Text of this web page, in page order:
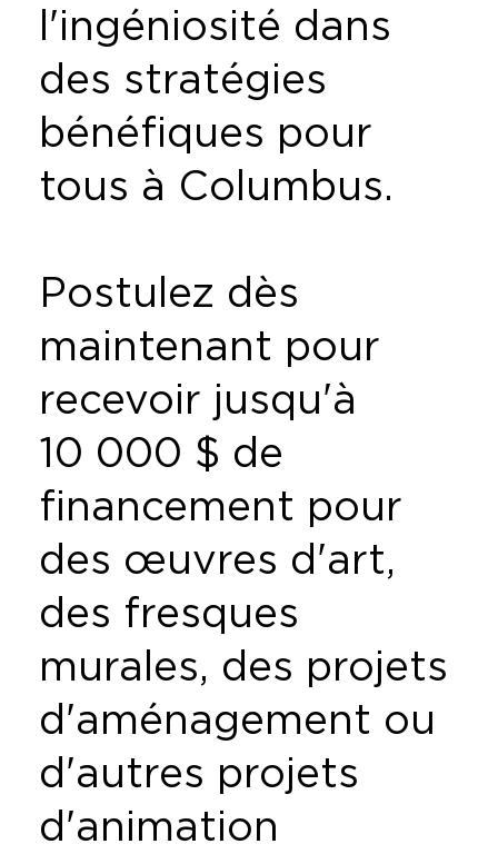
l'ingéniosité dans
des stratégies
bénéfiques pour
tous à Columbus.
Postulez dès
maintenant pour
recevoir jusqu'à
10 000 $ de
financement pour
des œuvres d'art,
des fresques
murales, des projets
d'aménagement ou
d'autres projets
d'animation